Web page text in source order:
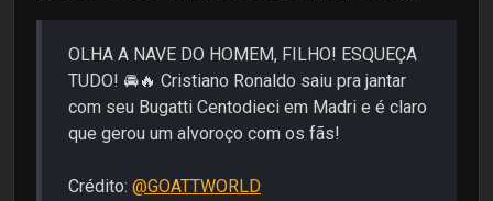
OLHA A NAVE DO HOMEM, FILHO! ESQUEÇA
TUDO! 🚘🔥 Cristiano Ronaldo saiu pra jantar
com seu Bugatti Centodieci em Madri e é claro
que gerou um alvoroço com os fãs!
Crédito: @GOATTWORLD